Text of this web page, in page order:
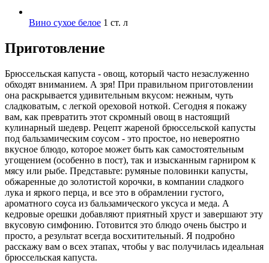
Вино сухое белое 1 ст. л
Приготовление
Брюссельская капуста - овощ, который часто незаслуженно
обходят вниманием. А зря! При правильном приготовлении
она раскрывается удивительным вкусом: нежным, чуть
сладковатым, с легкой ореховой ноткой. Сегодня я покажу
вам, как превратить этот скромный овощ в настоящий
кулинарный шедевр. Рецепт жареной брюссельской капусты
под бальзамическим соусом - это простое, но невероятно
вкусное блюдо, которое может быть как самостоятельным
угощением (особенно в пост), так и изысканным гарниром к
мясу или рыбе. Представьте: румяные половинки капусты,
обжаренные до золотистой корочки, в компании сладкого
лука и яркого перца, и все это в обрамлении густого,
ароматного соуса из бальзамического уксуса и меда. А
кедровые орешки добавляют приятный хруст и завершают эту
вкусовую симфонию. Готовится это блюдо очень быстро и
просто, а результат всегда восхитительный. Я подробно
расскажу вам о всех этапах, чтобы у вас получилась идеальная
брюссельская капуста.